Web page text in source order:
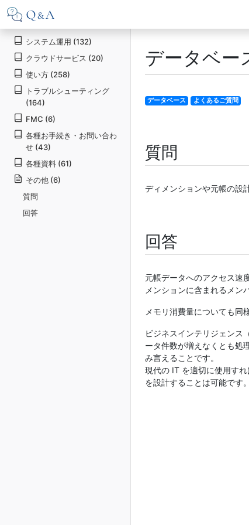
データベー
データベース よくあるご質問
質問
ディメンションや元帳の設
回答
元帳データへのアクセス速
メンションに含まれるメン
メモリ消費量についても同
ビジネスインテリジェンス
ータ件数が増えなくとも処
み言えることです。
現代の IT を適切に使用す
を設計することは可能です
システム運用 (132)
クラウドサービス (20)
使い方 (258)
トラブルシューティング
(164)
FMC (6)
各種お手続き・お問い合わ
せ (43)
各種資料 (61)
その他 (6)
質問
回答